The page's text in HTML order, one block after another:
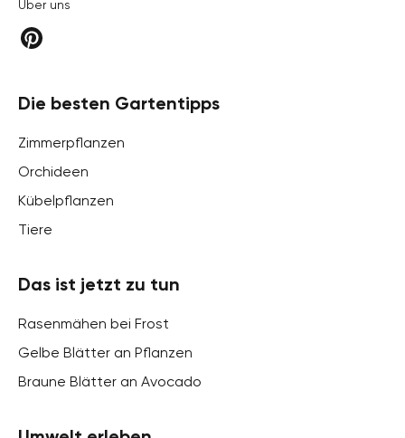
Über uns
Die besten Gartentipps
Zimmerpflanzen
Orchideen
Kübelpflanzen
Tiere
Das ist jetzt zu tun
Rasenmähen bei Frost
Gelbe Blätter an Pflanzen
Braune Blätter an Avocado